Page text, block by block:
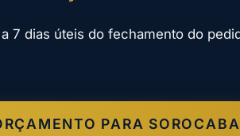
7 dias úteis do fechamento do
PARA SOROCABA